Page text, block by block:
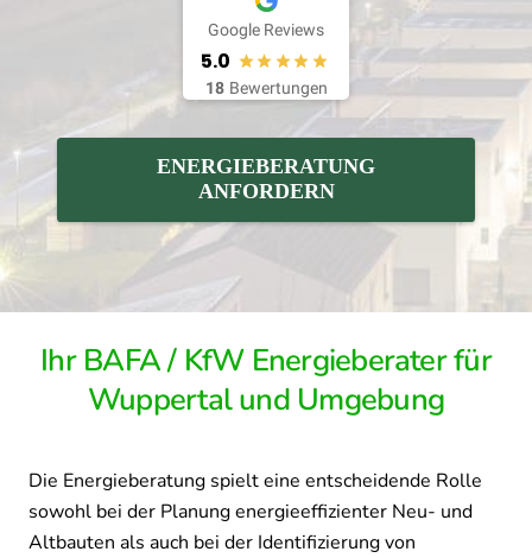
Google Reviews
5.0
18 Bewertungen
ENERGIEBERATUNG
ANFORDERN
Ihr BAFA / KfW Energieberater für
Wuppertal und Umgebung
Die Energieberatung spielt eine entscheidende Rolle
sowohl bei der Planung energieeffizienter Neu- und
Altbauten als auch bei der Identifizierung von